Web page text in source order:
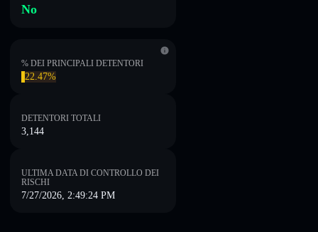
No
% DEI PRINCIPALI DETENTORI
22.47%
DETENTORI TOTALI
3,144
ULTIMA DATA DI CONTROLLO DEI
RISCHI
7/27/2026, 2:49:24 PM